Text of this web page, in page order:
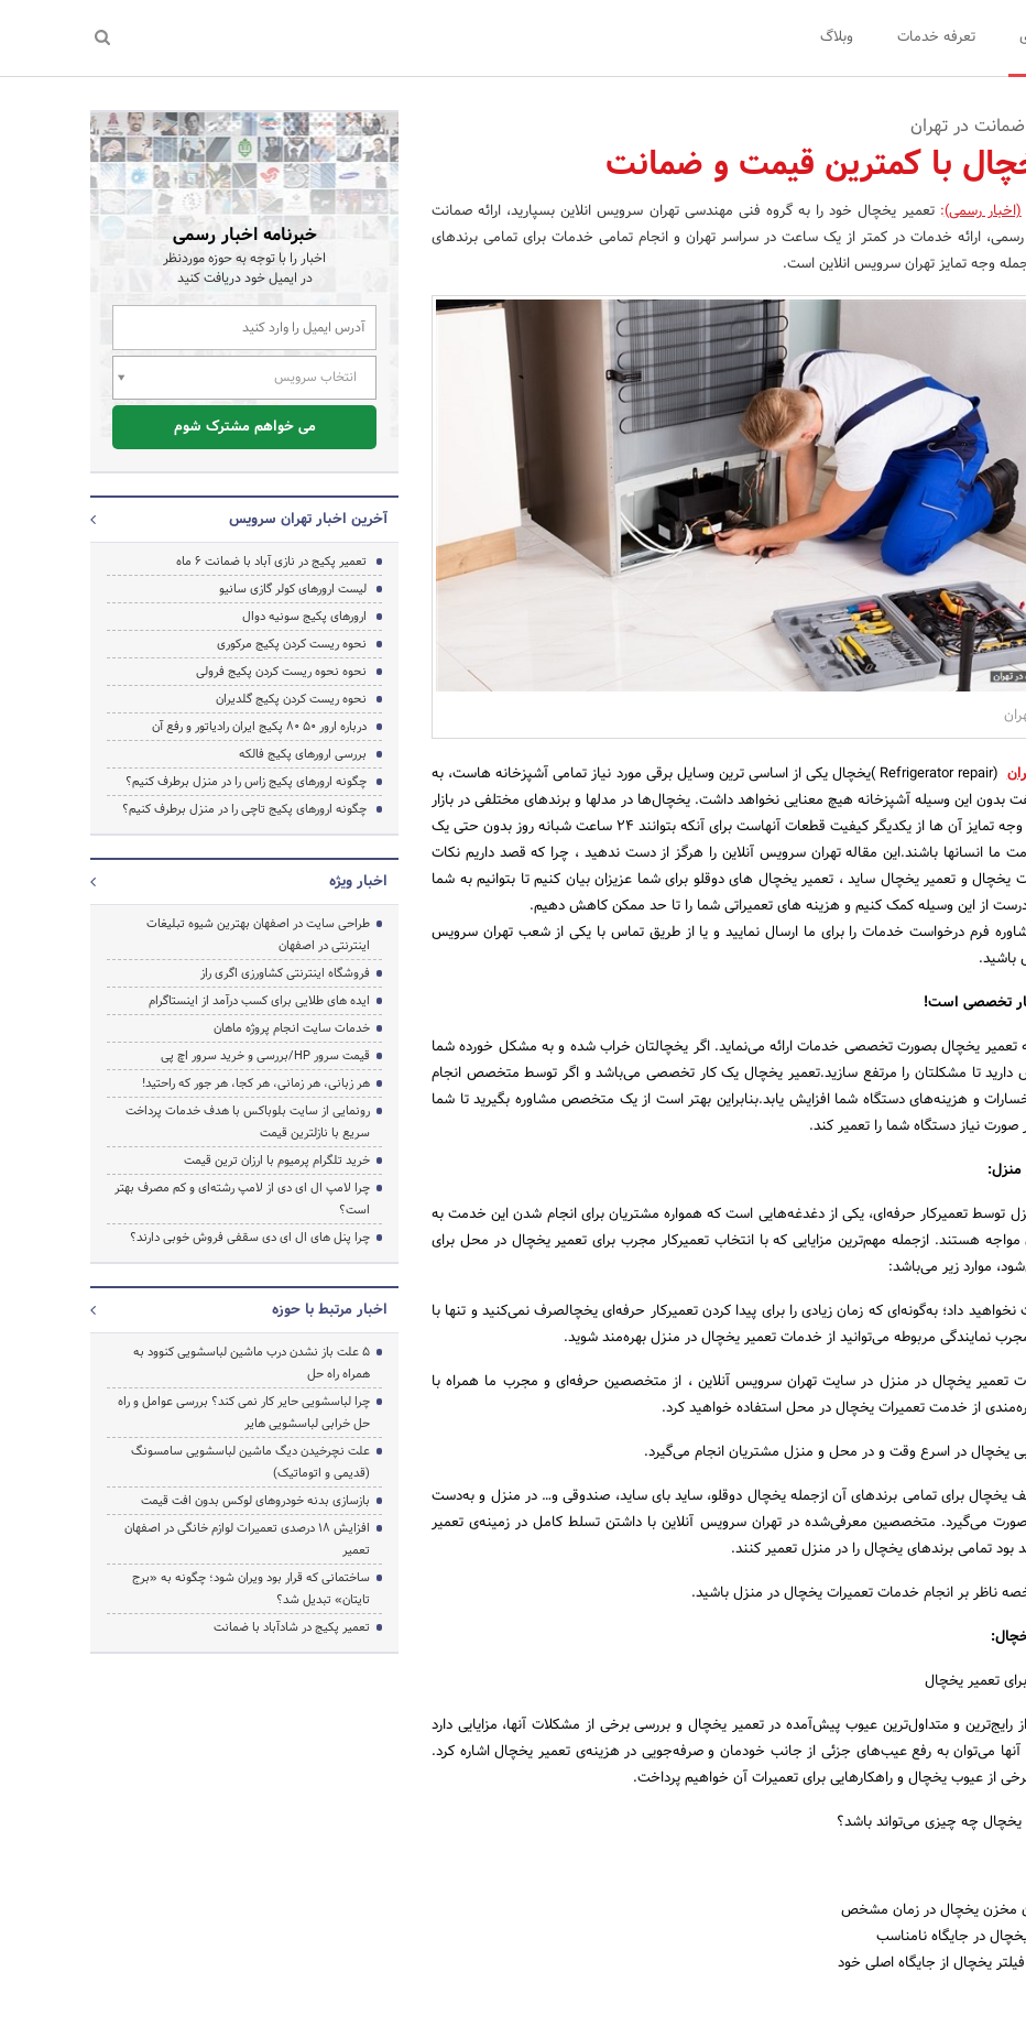
تعرفه خدمات وبلاگ
جستجو
در تهران
با کمترین قیمت و ضمانت
(اخبار رسمی):تعمیر یخچال خود را به گروه فنی مهندسی تهران سرویس انلاین بسپارید، ارائه صمانت
رسمی، ارائه خدمات در کمتر از یک ساعت در سراسر تهران و انجام تمامی خدمات برای تمامی برندهای
وجه تمایز تهران سرویس انلاین است.
(Refrigerator repair )یخچال یکی از اساسی ترین وسایل برقی مورد نیاز تمامی آشپزخانه هاست، به
بدون این وسیله آشپزخانه هیچ معنایی نخواهد داشت. یخچال‌ها در مدلها و برندهای مختلفی در بازار
وجود دارند ،که تنها وجه تمایز آن ها از یکدیگر کیفیت قطعات آنهاست برای آنکه بتوانند 24 ساعت شبانه روز بدون حتی یک
ما انسانها باشند.این مقاله تهران سرویس آنلاین را هرگز از دست ندهید ، چرا که قصد داریم نکات
یخچال و تعمیر یخچال ساید ، تعمیر یخچال های دوقلو برای شما عزیزان بیان کنیم تا بتوانیم به شما
درست از این وسیله کمک کنیم و هزینه های تعمیراتی شما را تا حد ممکن کاهش دهیم.
فرم درخواست خدمات را برای ما ارسال نمایید و یا از طریق تماس با یکی از شعب تهران سرویس
باشید.
تخصصی است!
تعمیر یخچال بصورت تخصصی خدمات ارائه می‌نماید. اگر یخچالتان خراب شده و به مشکل خورده شما
تا مشکلتان را مرتفع سازید.تعمیر یخچال یک کار تخصصی می‌باشد و اگر توسط متخصص انجام
و هزینه‌های دستگاه شما افزایش یابد.بنابراین بهتر است از یک متخصص مشاوره بگیرید تا شما
صورت نیاز دستگاه شما را تعمیر کند.
توسط تعمیرکار حرفه‌ای، یکی از دغدغه‌هایی است که همواره مشتریان برای انجام شدن این خدمت به
مواجه هستند. ازجمله مهم‌ترین مزایایی که با انتخاب تعمیرکار مجرب برای تعمیر یخچال در محل برای
موارد زیر می‌باشد:
داد؛ به‌گونه‌ای که زمان زیادی را برای پیدا کردن تعمیرکار حرفه‌ای یخچالصرف نمی‌کنید و تنها با
نمایندگی مربوطه می‌توانید از خدمات تعمیر یخچال در منزل بهره‌مند شوید.
تعمیر یخچال در منزل در سایت تهران سرویس آنلاین ، از متخصصین حرفه‌ای و مجرب ما همراه با
از خدمت تعمیرات یخچال در محل استفاده خواهید کرد.
یخچال در اسرع وقت و در محل و منزل مشتریان انجام می‌گیرد.
یخچال برای تمامی برندهای آن ازجمله یخچال دوقلو، ساید بای ‌ساید، صندوقی و… در منزل و به‌دست
می‌گیرد. متخصصین معرفی‌شده در تهران سرویس آنلاین با داشتن تسلط کامل در زمینه‌ی تعمیر
بود تمامی برندهای یخچال را در منزل تعمیر کنند.
ناظر بر انجام خدمات تعمیرات یخچال در منزل باشید.
تعمیر یخچال
رایج‌ترین و متداول‌ترین عیوب پیش‌آمده در تعمیر یخچال و بررسی برخی از مشکلات آنها، مزایایی دارد
آنها می‌توان به رفع عیب‌های جزئی از جانب خودمان و صرفه‌جویی در هزینه‌ی تعمیر یخچال اشاره کرد.
از عیوب یخچال و راهکارهایی برای تعمیرات آن خواهیم پرداخت.
مخزن یخچال در زمان مشخص
در جایگاه نامناسب
یخچال از جایگاه اصلی خود
خبرنامه اخبار رسمی
اخبار را با توجه به حوزه موردنظر
در ایمیل خود دریافت کنید
انتخاب سرویس
می خواهم مشترک شوم
آخرین اخبار تهران سرویس
تعمیر پکیج در نازی آباد با ضمانت 6 ماه
لیست ارورهای کولر گازی سانیو
ارورهای پکیج سونیه دوال
نحوه ریست کردن پکیج مرکوری
نحوه نحوه ریست کردن پکیج فرولی
نحوه ریست کردن پکیج گلدیران
درباره ارور ۵۰ ۸۰ پکیج ایران رادیاتور و رفع آن
بررسی ارورهای پکیج فالکه
چگونه ارورهای پکیج زاس را در منزل برطرف کنیم؟
چگونه ارورهای پکیج تاچی را در منزل برطرف کنیم؟
اخبار ویژه
طراحی سایت در اصفهان بهترین شیوه تبلیغات
اینترنتی در اصفهان
فروشگاه اینترنتی کشاورزی اگری راز
ایده های طلایی برای کسب درآمد از اینستاگرام
خدمات سایت انجام پروژه ماهان
قیمت سرور HP/بررسی و خرید سرور اچ پی
هر زبانی، هر زمانی، هر کجا، هر جور که راحتید!
رونمایی از سایت بلوباکس با هدف خدمات پرداخت
سریع با نازلترین قیمت
خرید تلگرام پرمیوم با ارزان ترین قیمت
چرا لامپ ال ای دی از لامپ رشته‌ای و کم مصرف بهتر
است؟
چرا پنل های ال ای دی سقفی فروش خوبی دارند؟
اخبار مرتبط با حوزه
5 علت باز نشدن درب ماشین لباسشویی کنوود به
همراه راه حل
چرا لباسشویی حایر کار نمی کند؟ بررسی عوامل و راه
حل خرابی لباسشویی هایر
علت نچرخیدن دیگ ماشین لباسشویی سامسونگ
(قدیمی و اتوماتیک)
بازسازی بدنه خودروهای لوکس بدون افت قیمت
افزایش ۱۸ درصدی تعمیرات لوازم خانگی در اصفهان
تعمیر
ساختمانی که قرار بود ویران شود؛ چگونه به «برج
تایتان» تبدیل شد؟
تعمیر پکیج در شادآباد با ضمانت